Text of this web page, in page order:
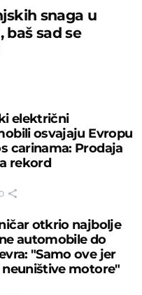
snaga u
baš sad se
električni
osvajaju Evropu
carinama: Prodaja
rekord
otkrio najbolje
automobile do
"Samo ove jer
motore"